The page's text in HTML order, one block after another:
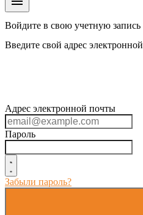
Войдите в свою учетную запись
Введите свой адрес
Адрес электронной почты
Пароль
Забыли пароль?